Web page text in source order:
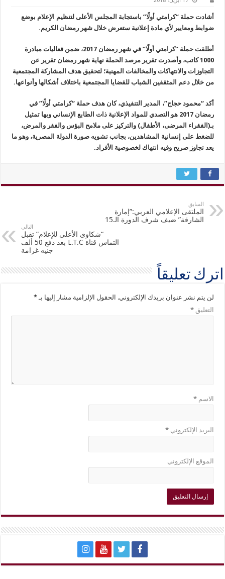
أشادت حملة “كرامتي أولًا” باستجابة المجلس الأعلى لتنظيم الإعلام بوضع
ضوابط ومعايير لأي مادة إعلانية ستعرض خلال شهر رمضان الكريم.
أطلقت حملة “كرامتي أولًا” في شهر رمضان 2017، ضمن فعاليات مبادرة
1000 كاتب، وأصدرت تقرير مرصد الحملة نهاية شهر رمضان تقرير عن
التجاوزات والانتهاكات والمخالفات المهنية؛ لتحقيق هدف المشاركة المجتمعية
من خلال دعم المثقفين الشباب للقضايا المجتمعية باختلاف أشكالها وأنواعها.
أكد “محمود حجاج”، المدير التنفيذي، كان هدف حملة “كرامتي أولًا” في
رمضان 2017 هو التصدي للمواد الإعلانية ذات الطابع الإنساني وبها تمثيل
بـ(الفقراء المرضى، الأطفال) والتركيز على ملامح البؤس والفقر والمرض،
للضغط على إنسانية المشاهدين، بجانب تشويه صورة الدولة المصرية، وهو ما
يعد تجاوز صريح وفيه انتهاك لخصوصية الأفراد.
السابق
الملتقى الإعلامي العربي:”إمارة
الشارقة” ضيف شرف الدورة الـ15
التالي
“شكاوى الأعلى للإعلام” تقبل
التماس قناة L.T.C بعد دفع 50 ألف
جنيه غرامة
اترك تعليقاً
لن يتم نشر عنوان بريدك الإلكتروني. الحقول الإلزامية مشار إليها بـ*
التعليق*
الاسم*
البريد الإلكتروني*
الموقع الإلكتروني